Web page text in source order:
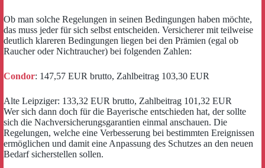
Ob man solche Regelungen in seinen Bedingungen haben möchte,
das muss jeder für sich selbst entscheiden. Versicherer mit teilweise
deutlich klareren Bedingungen liegen bei den Prämien (egal ob
Raucher oder Nichtraucher) bei folgenden Zahlen:
Condor: 147,57 EUR brutto, Zahlbeitrag 103,30 EUR
Alte Leipziger: 133,32 EUR brutto, Zahlbeitrag 101,32 EUR
Wer sich dann doch für die Bayerische entschieden hat, der sollte
sich die Nachversicherungsgarantien einmal anschauen. Die
Regelungen, welche eine Verbesserung bei bestimmten Ereignissen
ermöglichen und damit eine Anpassung des Schutzes an den neuen
Bedarf sicherstellen sollen.